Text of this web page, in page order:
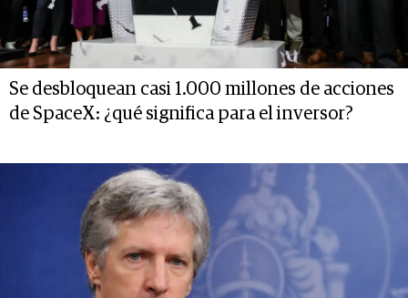
Se desbloquean casi 1.000 millones de acciones
de SpaceX: ¿qué significa para el inversor?